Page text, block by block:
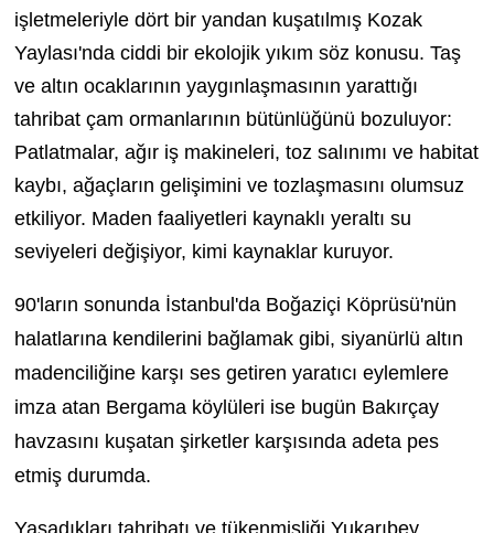
işletmeleriyle dört bir yandan kuşatılmış Kozak
Yaylası'nda ciddi bir ekolojik yıkım söz konusu. Taş
ve altın ocaklarının yaygınlaşmasının yarattığı
tahribat çam ormanlarının bütünlüğünü bozuluyor:
Patlatmalar, ağır iş makineleri, toz salınımı ve habitat
kaybı, ağaçların gelişimini ve tozlaşmasını olumsuz
etkiliyor. Maden faaliyetleri kaynaklı yeraltı su
seviyeleri değişiyor, kimi kaynaklar kuruyor.
90'ların sonunda İstanbul'da Boğaziçi Köprüsü'nün
halatlarına kendilerini bağlamak gibi, siyanürlü altın
madenciliğine karşı ses getiren yaratıcı eylemlere
imza atan Bergama köylüleri ise bugün Bakırçay
havzasını kuşatan şirketler karşısında adeta pes
etmiş durumda.